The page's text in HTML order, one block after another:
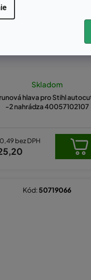
hlava pro Stihl
-2 nahrádza 40057102107
Skladom
bez DPH
Kód: 50719066